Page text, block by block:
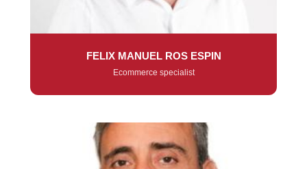
FELIX MANUEL ROS ESPIN
Ecommerce specialist